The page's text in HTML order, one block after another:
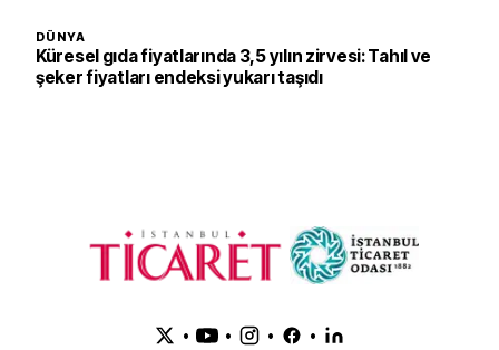
DÜNYA
Küresel gıda fiyatlarında 3,5 yılın zirvesi: Tahıl ve
şeker fiyatları endeksi yukarı taşıdı
• • • •